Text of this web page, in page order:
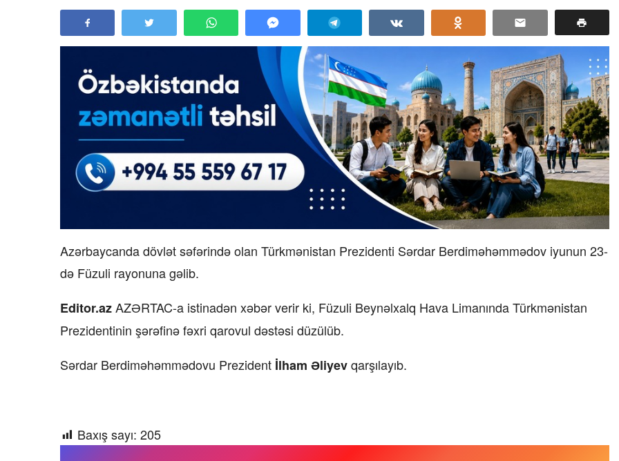
Azərbaycanda dövlət səfərində olan Türkmənistan Prezidenti Sərdar Berdiməhəmmədov iyunun 23-
də Füzuli rayonuna gəlib.
Editor.azAZƏRTAC-a istinadən xəbər verir ki, Füzuli Beynəlxalq Hava Limanında Türkmənistan
Prezidentinin şərəfinə fəxri qarovul dəstəsi düzülüb.
Sərdar Berdiməhəmmədovu Prezident İlham Əliyevqarşılayıb.
Baxış sayı: 205